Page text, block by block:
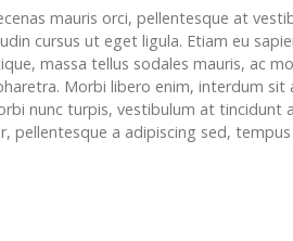
mauris orci, pellentesque at
cursus ut eget ligula. Etiam eu
massa tellus sodales mauris, ac
Morbi libero enim, interdum sit
nunc turpis, vestibulum at tincidunt
pellentesque a adipiscing sed, tempus